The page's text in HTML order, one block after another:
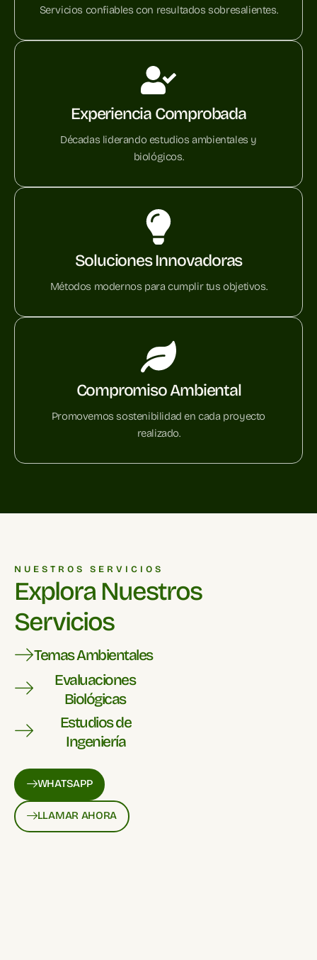
Servicios confiables con resultados sobresalientes.
Experiencia Comprobada
Décadas liderando estudios ambientales y
biológicos.
Soluciones Innovadoras
Métodos modernos para cumplir tus objetivos.
Compromiso Ambiental
Promovemos sostenibilidad en cada proyecto
realizado.
NUESTROS SERVICIOS
Explora Nuestros
Servicios
Temas Ambientales
Evaluaciones
Biológicas
Estudios de
Ingeniería
WHATSAPP
LLAMAR AHORA